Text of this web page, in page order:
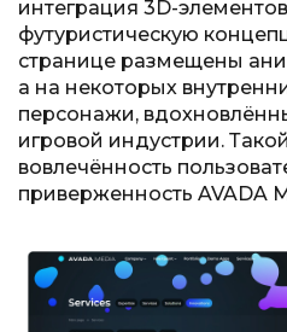
интеграция 3D-
футуристическую
странице размещены
а на некоторых
персонажи,
игровой индустрии.
вовлечённость
приверженность AVADA